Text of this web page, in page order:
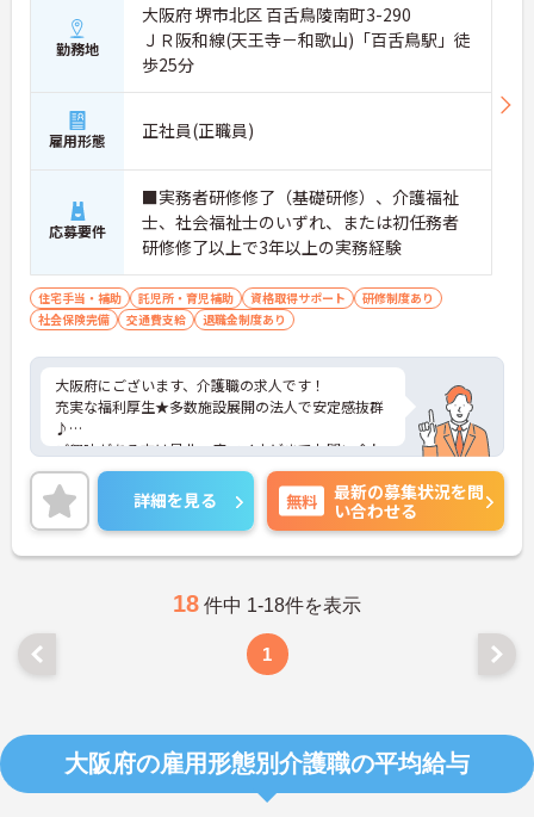
勤務地
大阪府 堺市北区 百舌鳥陵南町3-290
ＪＲ阪和線(天王寺－和歌山)「百舌鳥駅」徒
歩25分
雇用形態 正社員(正職員)
応募要件
■実務者研修修了（基礎研修）、介護福祉
士、社会福祉士のいずれ、または初任務者
研修修了以上で3年以上の実務経験
住宅手当・補助 託児所・育児補助 資格取得サポート
研修制度あり
社会保険完備
交通費支給 退職金制度あり
大阪府にございます、介護職の求人です！
充実な福利厚生★多数施設展開の法人で安定感抜群
♪
ご興味がある方は是非一度マイナビまでお問い合わ
せください。さらに詳細などお伝えします！
詳細を見る 無料
最新の募集状況を問
い合わせる
18 件中 1-18件を表示
1
大阪府の雇用形態別介護職の平均給与